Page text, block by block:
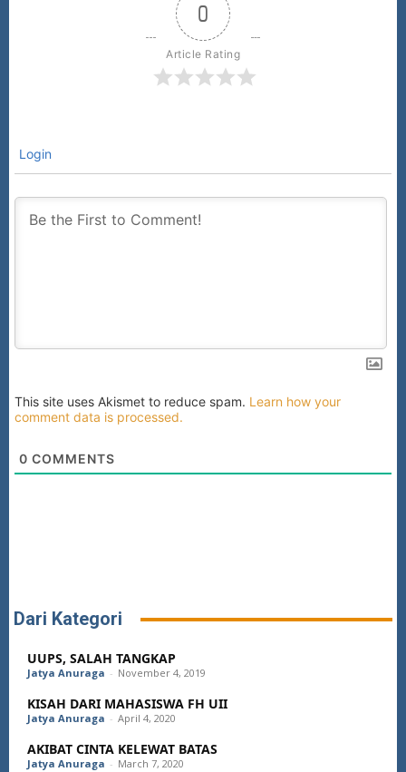
0
Article Rating
Login
This site uses Akismet to reduce spam. Learn how your
comment data is processed.
0 COMMENTS
Dari Kategori
UUPS, SALAH TANGKAP
Jatya Anuraga - November 4, 2019
KISAH DARI MAHASISWA FH UII
Jatya Anuraga - April 4, 2020
AKIBAT CINTA KELEWAT BATAS
Jatya Anuraga - March 7, 2020